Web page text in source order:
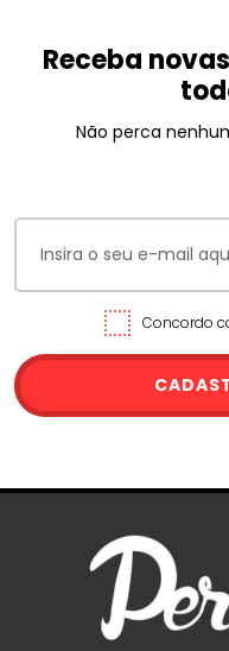
Receba
Não perca
Concordo